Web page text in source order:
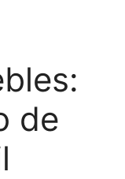
de